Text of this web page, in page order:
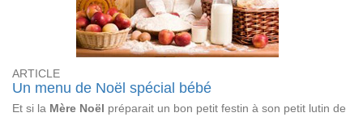
ARTICLE
Un menu de Noël spécial bébé
Et si la Mère Noël préparait un bon petit festin à son petit lutin de